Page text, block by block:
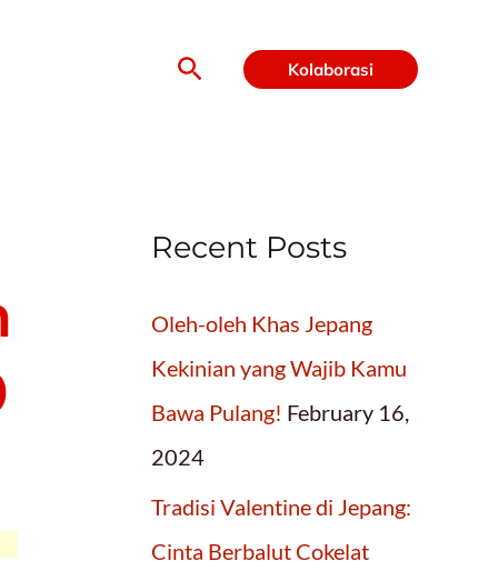
Search Kolaborasi
Recent Posts
Oleh-oleh Khas Jepang
Kekinian yang Wajib Kamu
Bawa Pulang! February 16,
2024
Tradisi Valentine di Jepang:
Cinta Berbalut Cokelat